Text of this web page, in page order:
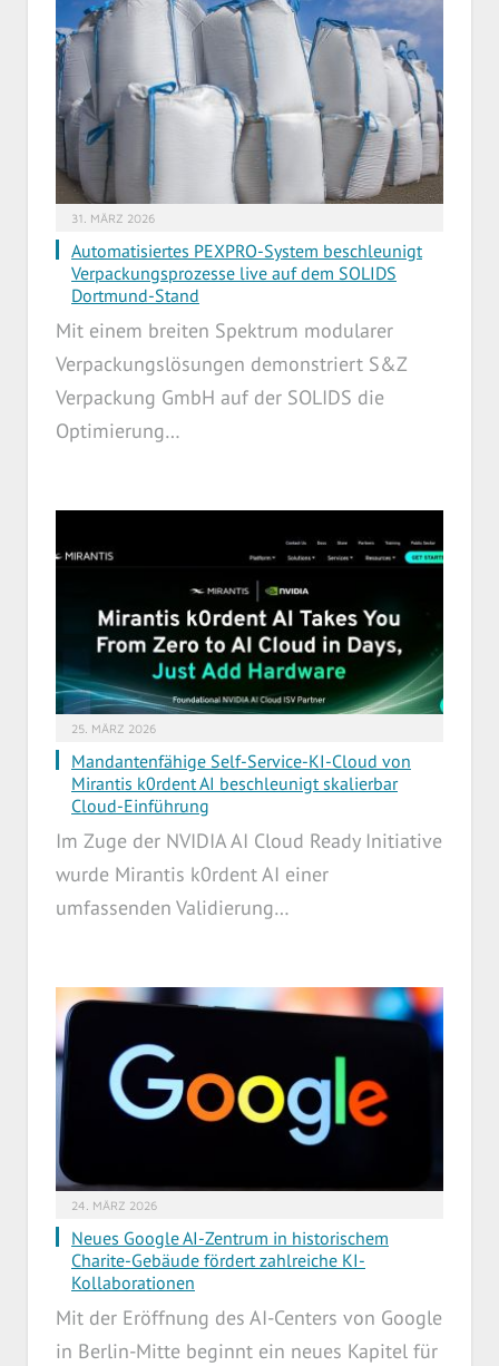
31. MÄRZ 2026
Automatisiertes PEXPRO-System beschleunigt
Verpackungsprozesse live auf dem SOLIDS
Dortmund-Stand
Mit einem breiten Spektrum modularer
Verpackungslösungen demonstriert S&Z
Verpackung GmbH auf der SOLIDS die
Optimierung…
25. MÄRZ 2026
Mandantenfähige Self-Service-KI-Cloud von
Mirantis k0rdent AI beschleunigt skalierbar
Cloud-Einführung
Im Zuge der NVIDIA AI Cloud Ready Initiative
wurde Mirantis k0rdent AI einer
umfassenden Validierung…
24. MÄRZ 2026
Neues Google AI-Zentrum in historischem
Charite-Gebäude fördert zahlreiche KI-
Kollaborationen
Mit der Eröffnung des AI-Centers von Google
in Berlin-Mitte beginnt ein neues Kapitel für